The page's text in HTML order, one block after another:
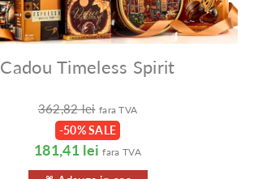
Cadou Timeless Spirit
362,82 lei fara TVA
-50% SALE
181,41 lei fara TVA